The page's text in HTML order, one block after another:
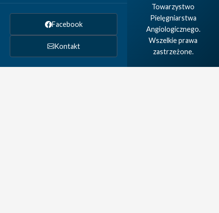
Facebook
Kontakt
Towarzystwo
Pielęgniarstwa
Angiologicznego.
Wszelkie prawa
zastrzeżone.